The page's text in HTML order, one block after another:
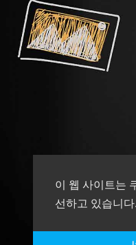
이 웹 사이트는
선하고 있습니다.